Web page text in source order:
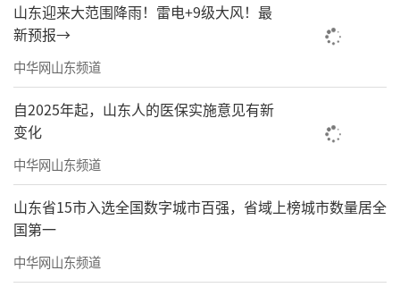
山东迎来大范围降雨！雷电+9级大风！最
新预报→
中华网山东频道
自2025年起，山东人的医保实施意见有新
变化
中华网山东频道
山东省15市入选全国数字城市百强，省域上榜城市数量居全
国第一
中华网山东频道